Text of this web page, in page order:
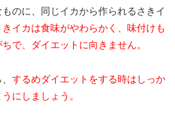
のに、同じイカから作られるさきイ
きイカは食味がやわらかく、味付けも
で、ダイエットに向きません。
するめダイエットをする時はしっか
にしましょう。